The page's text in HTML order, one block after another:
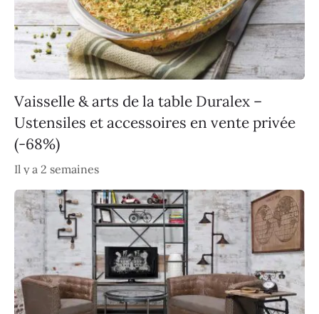
Vaisselle & arts de la table Duralex –
Ustensiles et accessoires en vente privée
(-68%)
Il y a 2 semaines